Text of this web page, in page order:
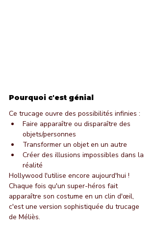
Pourquoi c'est génial
Ce trucage ouvre des possibilités infinies :
Faire apparaître ou disparaître des
objets/personnes
Transformer un objet en un autre
Créer des illusions impossibles dans la
réalité
Hollywood l'utilise encore aujourd'hui !
Chaque fois qu'un super-héros fait
apparaître son costume en un clin d'œil,
c'est une version sophistiquée du trucage
de Méliès.